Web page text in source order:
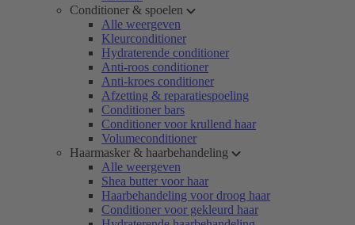
Conditioner & spoelen
Alle weergeven
Kleurconditioner
Hydraterende conditioner
Anti-roos conditioner
Anti-kroes conditioner
Afzetting & reparatiespoeling
Conditioner bars
Conditioner voor krullend haar
Volumeconditioner
Haarmasker & haarbehandeling
Alle weergeven
Shea butter voor haar
Haarbehandeling voor droog haar
Conditioner voor gekleurd haar